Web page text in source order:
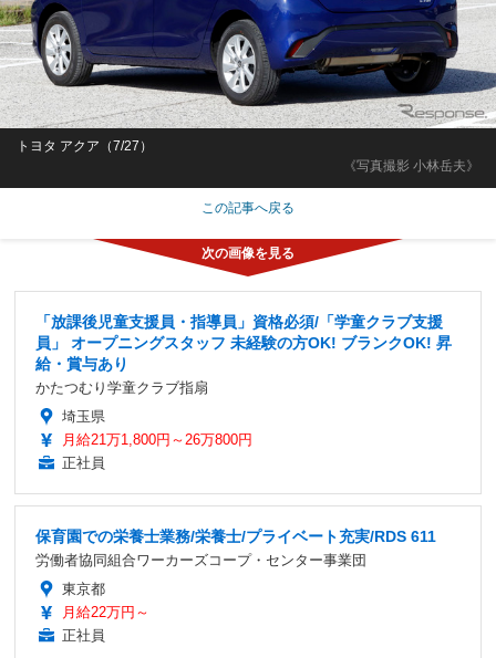
《写真撮影 小林岳夫》
トヨタ アクア（7/27）
この記事へ戻る
「放課後児童支援員・指導員」資格必須/「学童クラブ支援
員」 オープニングスタッフ 未経験の方OK! ブランクOK! 昇
給・賞与あり
かたつむり学童クラブ指扇
埼玉県
月給21万1,800円～26万800円
正社員
保育園での栄養士業務/栄養士/プライベート充実/RDS 611
労働者協同組合ワーカーズコープ・センター事業団
東京都
月給22万円～
正社員